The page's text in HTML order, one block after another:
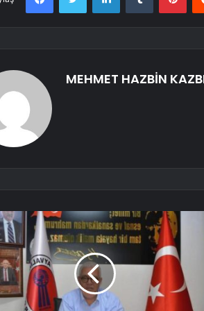
MEHMET HAZBİN